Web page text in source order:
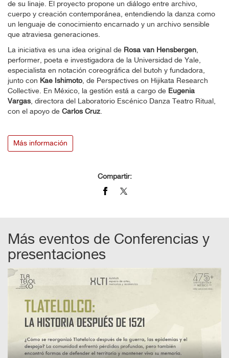
de su linaje. El proyecto propone un diálogo entre archivo,
cuerpo y creación contemporánea, entendiendo la danza como
un lenguaje de conocimiento encarnado y un archivo sensible
que atraviesa generaciones.
La iniciativa es una idea original de Rosa van Hensbergen,
performer, poeta e investigadora de la Universidad de Yale,
especialista en notación coreográfica del butoh y fundadora,
junto con Kae Ishimoto, de Perspectives on Hijikata Research
Collective. En México, la gestión está a cargo de Eugenia
Vargas, directora del Laboratorio Escénico Danza Teatro Ritual,
con el apoyo de Carlos Cruz.
Más información
Compartir:
Más eventos de Conferencias y
presentaciones